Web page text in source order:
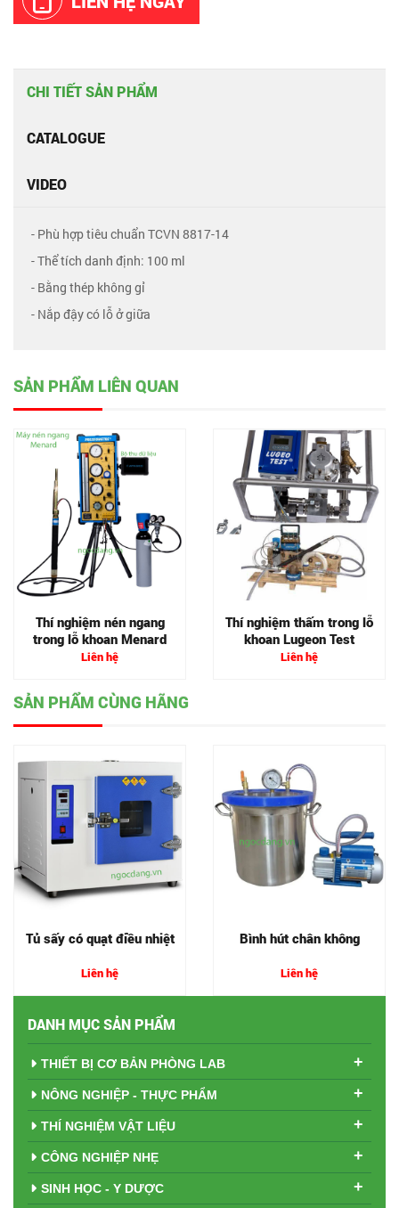
CHI TIẾT SẢN PHẨM
CATALOGUE
VIDEO
- Phù hợp tiêu chuẩn TCVN 8817-14
- Thể tích danh định: 100 ml
- Bằng thép không gỉ
- Nắp đậy có lỗ ở giữa
SẢN PHẨM LIÊN QUAN
Thí nghiệm nén ngang
trong lỗ khoan Menard
Liên hệ
Thí nghiệm thấm trong lỗ
khoan Lugeon Test
Liên hệ
SẢN PHẨM CÙNG HÃNG
Tủ sấy có quạt điều nhiệt
Liên hệ
Bình hút chân không
Liên hệ
DANH MỤC SẢN PHẨM
THIẾT BỊ CƠ BẢN PHÒNG LAB +
NÔNG NGHIỆP - THỰC PHẨM +
THÍ NGHIỆM VẬT LIỆU +
CÔNG NGHIỆP NHẸ +
SINH HỌC - Y DƯỢC +